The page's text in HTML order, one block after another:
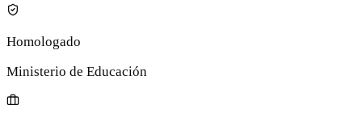
Homologado
Ministerio de Educación